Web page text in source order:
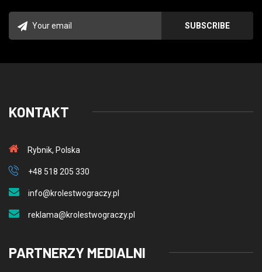
KONTAKT
Rybnik, Polska
+48 518 205 330
info@krolestwograczy.pl
reklama@krolestwograczy.pl
PARTNERZY MEDIALNI